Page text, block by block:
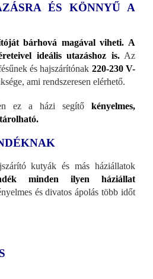
ÉS KÖNNYŰ A
bárhová magával viheti. A
ideális utazáshoz is.Az
és hajszárítónak 220-230 V-
ami rendszeresen elérhető.
ez a házi segítő kényelmes,
kutyák és más háziállatok
minden ilyen háziállat
és divatos ápolás több időt